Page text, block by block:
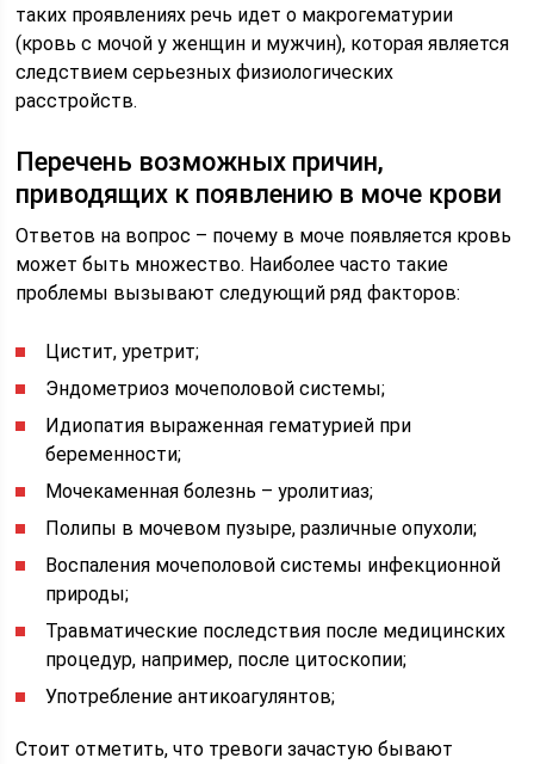
таких проявлениях речь идет о макрогематурии
(кровь с мочой у женщин и мужчин), которая является
следствием серьезных физиологических
расстройств.
Перечень возможных причин,
приводящих к появлению в моче крови
Ответов на вопрос – почему в моче появляется кровь
может быть множество. Наиболее часто такие
проблемы вызывают следующий ряд факторов:
Цистит, уретрит;
Эндометриоз мочеполовой системы;
Идиопатия выраженная гематурией при
беременности;
Мочекаменная болезнь – уролитиаз;
Полипы в мочевом пузыре, различные опухоли;
Воспаления мочеполовой системы инфекционной
природы;
Травматические последствия после медицинских
процедур, например, после цитоскопии;
Употребление антикоагулянтов;
Стоит отметить, что тревоги зачастую бывают